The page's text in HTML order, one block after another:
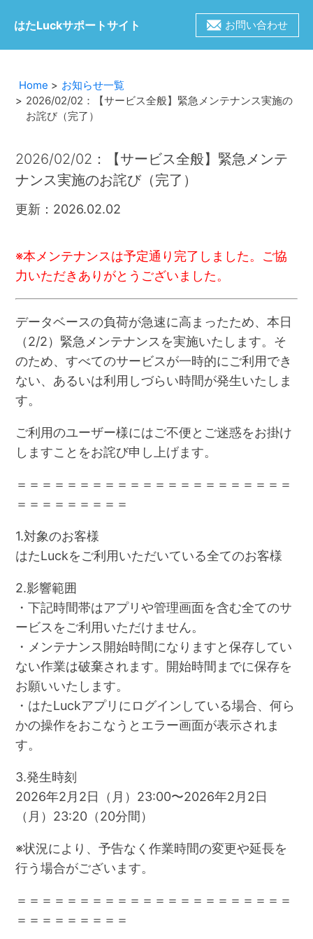
はたLuckサポートサイト お問い合わせ
Home
お知らせ一覧
2026/02/02：【サービス全般】緊急メンテナンス実施の
お詫び（完了）
2026/02/02：【サービス全般】緊急メンテ
ナンス実施のお詫び（完了）
更新：2026.02.02
※本メンテナンスは予定通り完了しました。ご協
力いただきありがとうございました。
データベースの負荷が急速に高まったため、本日
（2/2）緊急メンテナンスを実施いたします。そ
のため、すべてのサービスが一時的にご利用でき
ない、あるいは利用しづらい時間が発生いたしま
す。
ご利用のユーザー様にはご不便とご迷惑をお掛け
しますことをお詫び申し上げます。
＝＝＝＝＝＝＝＝＝＝＝＝＝＝＝＝＝＝＝＝＝＝
＝＝＝＝＝＝＝＝＝
1.対象のお客様
はたLuckをご利用いただいている全てのお客様
2.影響範囲
・下記時間帯はアプリや管理画面を含む全てのサ
ービスをご利用いただけません。
・メンテナンス開始時間になりますと保存してい
ない作業は破棄されます。開始時間までに保存を
お願いいたします。
・はたLuckアプリにログインしている場合、何ら
かの操作をおこなうとエラー画面が表示されま
す。
3.発生時刻
2026年2月2日（月）23:00〜2026年2月2日
（月）23:20（20分間）
※状況により、予告なく作業時間の変更や延長を
行う場合がございます。
＝＝＝＝＝＝＝＝＝＝＝＝＝＝＝＝＝＝＝＝＝＝
＝＝＝＝＝＝＝＝＝